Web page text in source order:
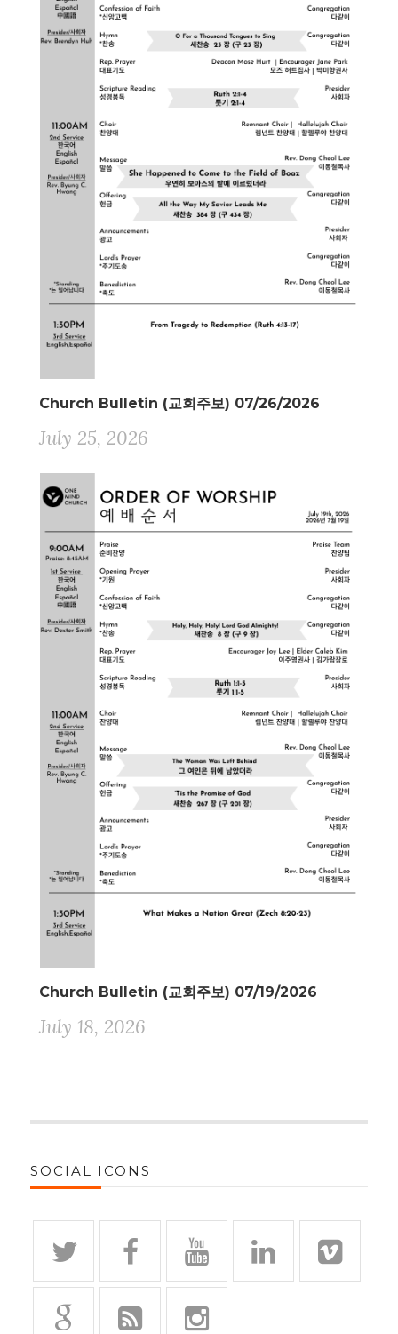
Church Bulletin (교회주보) 07/26/2026
July 25, 2026
Church Bulletin (교회주보) 07/19/2026
July 18, 2026
SOCIAL ICONS